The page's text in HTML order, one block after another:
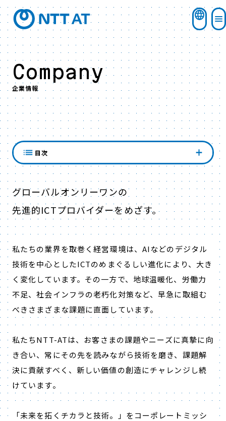
Company
企業情報
ご挨拶
グローバルオンリーワンの
先進的ICTプロバイダーをめざす。
私たちの業界を取巻く経営環境は、AIなどのデジタル
技術を中心としたICTのめまぐるしい進化により、大き
く変化しています。その一方で、地球温暖化、労働力
不足、社会インフラの老朽化対策など、早急に取組む
べきさまざまな課題に直面しています。
私たちNTT-ATは、お客さまの課題やニーズに真摯に向
き合い、常にその先を読みながら技術を磨き、課題解
決に貢献すべく、新しい価値の創造にチャレンジし続
けています。
「未来を拓くチカラと技術。」をコーポレートミッシ
目次